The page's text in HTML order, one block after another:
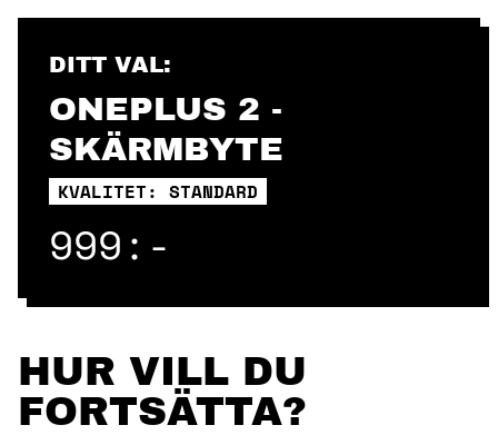
Skip
contentDITT VAL:
ONEPLUS 2 -
SKÄRMBYTE
KVALITET: STANDARD
999:-
HUR VILL DU
FORTSÄTTA?